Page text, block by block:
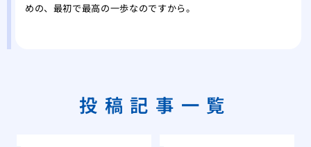
めの、最初で最高の一歩なのですから。
投稿記事一覧